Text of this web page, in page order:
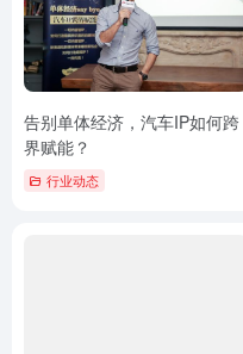
告别单体经济，汽车IP如何跨
界赋能？
行业动态